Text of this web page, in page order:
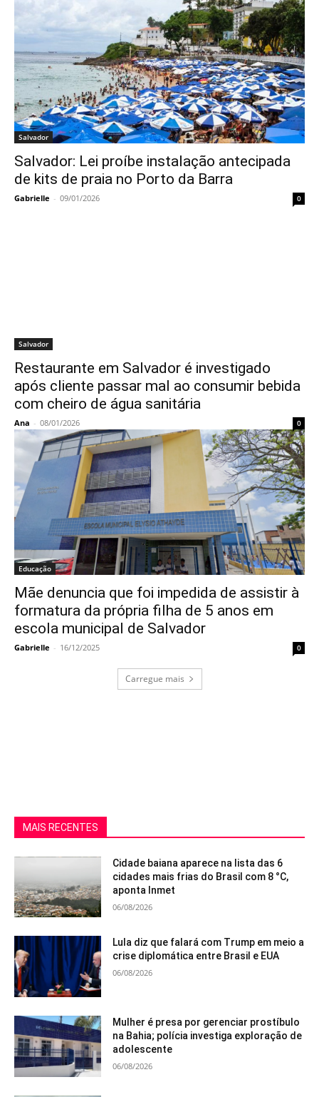
Salvador
Salvador: Lei proíbe instalação antecipada
de kits de praia no Porto da Barra
Gabrielle - 09/01/2026 0
Salvador
Restaurante em Salvador é investigado
após cliente passar mal ao consumir bebida
com cheiro de água sanitária
Ana - 08/01/2026 0
Educação
Mãe denuncia que foi impedida de assistir à
formatura da própria filha de 5 anos em
escola municipal de Salvador
Gabrielle - 16/12/2025 0
Carregue mais
MAIS RECENTES
Cidade baiana aparece na lista das 6
cidades mais frias do Brasil com 8 °C,
aponta Inmet
06/08/2026
Lula diz que falará com Trump em meio a
crise diplomática entre Brasil e EUA
06/08/2026
Mulher é presa por gerenciar prostíbulo
na Bahia; polícia investiga exploração de
adolescente
06/08/2026